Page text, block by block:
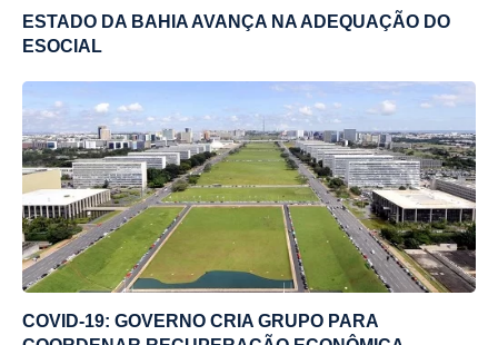
ESTADO DA BAHIA AVANÇA NA ADEQUAÇÃO DO
ESOCIAL
COVID-19: GOVERNO CRIA GRUPO PARA